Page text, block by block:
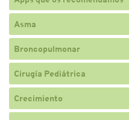
Asma
Broncopulmonar
Cirugía Pediátrica
Crecimiento